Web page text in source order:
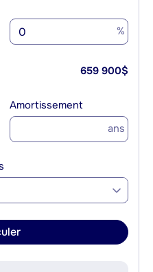
%
659 900$
Amortissement
ans